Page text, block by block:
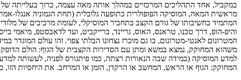
במקביל, אחד התהליכים המרכזיים במהלך אותה מאה עצמה, כרוך בעלייתה של
מראשית המאה, המוסיקה הפופולרית כתופעה גלובלית (תחת הגמוניה אנגלו-
והיפ-הופ, דרך טכנו, טראנס, האוס, גריינד, ברייקביט, ועד לדאבסטפ, מיאמי
המחוקק: הגוף או הראש, המחשב או הרקדן, הזמן או המרחב. את היחסיות הזו,